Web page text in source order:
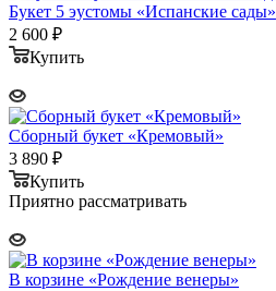
Букет 5 эустомы «Испанские сады»
2 600 ₽
Купить
Сборный букет «Кремовый»
3 890 ₽
Купить
Приятно рассматривать
В корзине «Рождение венеры»